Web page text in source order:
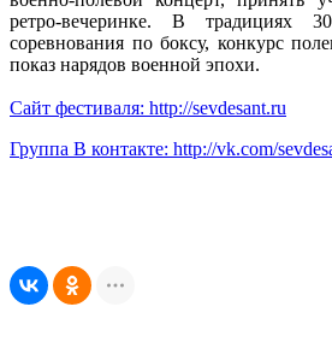
ретро-вечеринке. В традициях
соревнования по боксу, конкурс
показ нарядов военной эпохи.
Сайт фестиваля: http://sevdesant.ru
Группа В контакте: http://vk.com/